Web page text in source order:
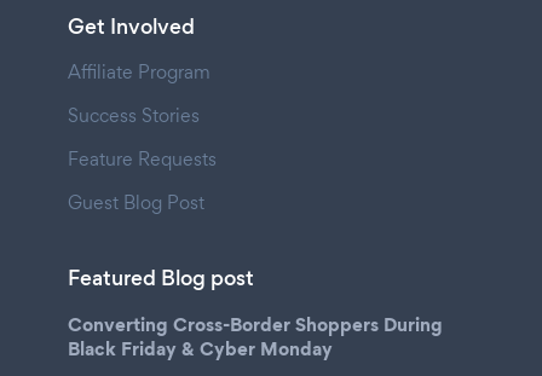
Get Involved
Affiliate Program
Success Stories
Feature Requests
Guest Blog Post
Featured Blog post
Converting Cross-Border Shoppers During
Black Friday & Cyber Monday